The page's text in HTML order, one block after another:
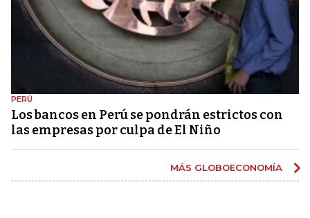
PERÚ
Los bancos en Perú se pondrán estrictos con
las empresas por culpa de El Niño
MÁS GLOBOECONOMÍA